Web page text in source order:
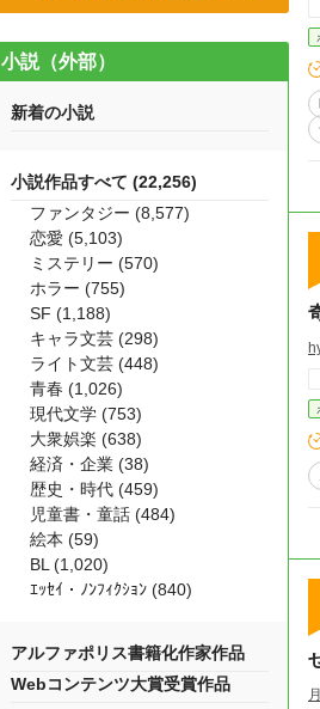
小説（外部）
新着の小説
小説作品すべて (22,256)
ファンタジー (8,577)
恋愛 (5,103)
ミステリー (570)
ホラー (755)
SF (1,188)
キャラ文芸 (298)
ライト文芸 (448)
青春 (1,026)
現代文学 (753)
大衆娯楽 (638)
経済・企業 (38)
歴史・時代 (459)
児童書・童話 (484)
絵本 (59)
BL (1,020)
ｴｯｾｲ・ﾉﾝﾌｨｸｼｮﾝ (840)
アルファポリス書籍化作家作品
Webコンテンツ大賞受賞作品